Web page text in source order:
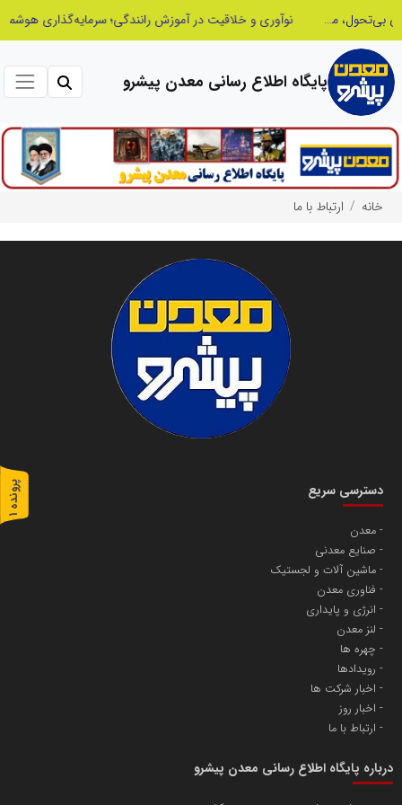
نوآوری و خلاقیت در آموزش رانندگی؛ سرمایه‌گذاری هوشمندانه برای کاهش آسیب‌های اجتماعی و ارتقای ایمنی جامعه
پایگاه اطلاع رسانی معدن پیشرو
خانه ارتباط با ما
پ
ر
و
ن
د
ه
1 دسترسی سریع
معدن
صنایع معدنی
ماشین آلات و لجستیک
فناوری معدن
انرژی و پایداری
لنز معدن
چهره ها
رویدادها
اخبار شرکت ها
اخبار روز
ارتباط با ما
درباره پایگاه اطلاع رسانی معدن پیشرو